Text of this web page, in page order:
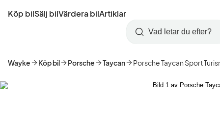
till
Startsida
Köp bilSälj bilVärdera bilArtiklar
Skapa
konto
Logga
in
Sök
Wayke Köp bil Porsche Taycan Porsche Taycan Sport